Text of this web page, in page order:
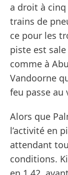
a droit à
trains de
ce pour les
piste est
comme à
Vandoorne
feu passe au
Alors que
l’activité en
attendant
conditions.